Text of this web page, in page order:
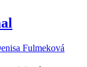
Fulmeková